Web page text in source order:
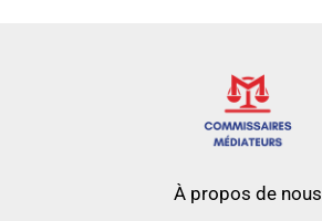
À propos de nous